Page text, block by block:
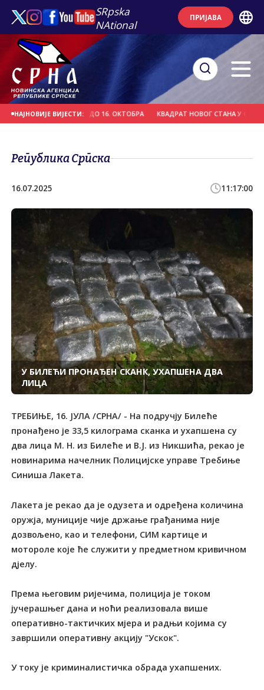
SRpska
NAtional
ПРИЈАВА
НАЈНОВИЈЕ ВИЈЕСТИ:
ЦИКЛУС СТУДИЈА ДО 16. ОКТОБРА КВАДРАТ НОВОГ СТАНА У СРПСКОЈ
Република Српска
16.07.2025 11:17:00
У БИЛЕЋИ ПРОНАЂЕН СКАНК, УХАПШЕНА ДВА
ЛИЦА
ТРЕБИЊЕ, 16. ЈУЛА /СРНА/ - На подручју Билеће
пронађено је 33,5 килограма сканка и ухапшена су
два лица М. Н. из Билеће и В.Ј. из Никшића, рекао је
новинарима начелник Полицијске управе Tребиње
Синиша Лакета.
Лакета је рекао да је одузета и одређена количина
оружја, муниције чије држање грађанима није
дозвољено, као и телефони, СИМ картице и
мотороле које ће служити у предметном кривичном
дјелу.
Према његовим ријечима, полиција је током
јучерашњег дана и ноћи реализовала више
оперативно-тактичких мјера и радњи којима су
завршили оперативну акцију "Ускок".
У току је криминалистичка обрада ухапшених.